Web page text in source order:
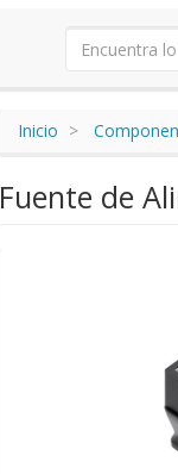
Inicio
Fuente de